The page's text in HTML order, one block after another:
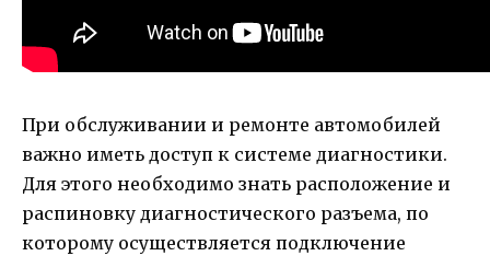
При обслуживании и ремонте автомобилей
важно иметь доступ к системе диагностики.
Для этого необходимо знать расположение и
распиновку диагностического разъема, по
которому осуществляется подключение